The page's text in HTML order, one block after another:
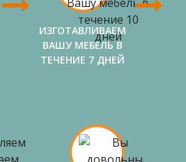
ИЗГОТАВЛИВАЕМ
ВАШУ МЕБЕЛЬ В
ТЕЧЕНИЕ 7 ДНЕЙ